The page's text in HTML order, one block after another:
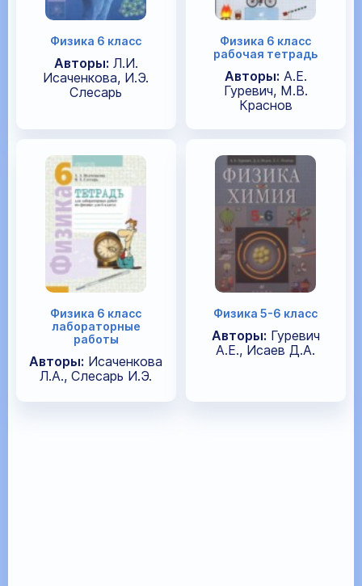
Физика 6 класс
Авторы: Л.И.
Исаченкова, И.Э.
Слесарь
Физика 6 класс
рабочая тетрадь
Авторы: А.Е.
Гуревич, М.В.
Краснов
Физика 6 класс
лабораторные
работы
Авторы: Исаченкова
Л.А., Слесарь И.Э.
Физика 5-6 класс
Авторы: Гуревич
А.Е., Исаев Д.А.